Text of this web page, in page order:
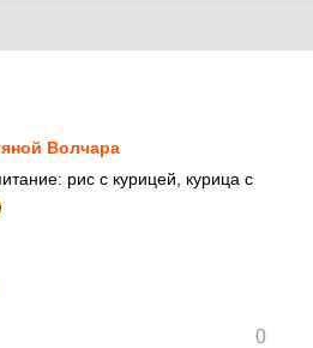
Волчара
рис с курицей, курица с
0